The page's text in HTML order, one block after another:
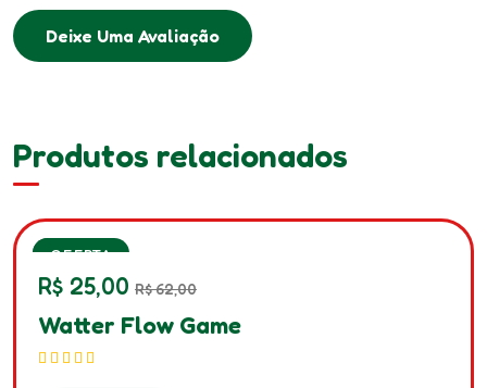
Deixe Uma Avaliação
Produtos relacionados
SALE
OFERTA
R$ 25,00 R$62,00
Watter Flow Game